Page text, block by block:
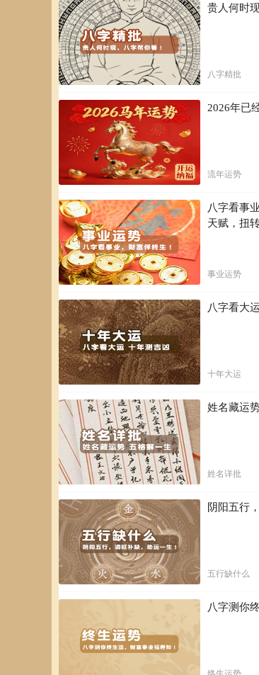
贵人何时
八字精批
2026年已
流年运势
八字看事
天赋，扭
事业运势
八字看大
十年大运
姓名藏运
姓名详批
阴阳五行
五行缺什么
八字测你